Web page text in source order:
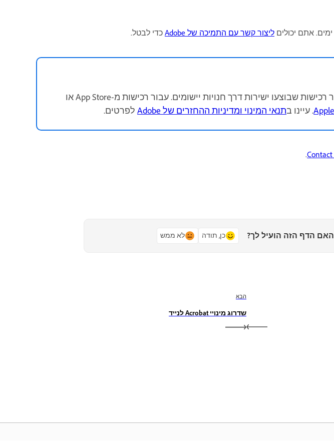
ליצור קשר עם התמיכה של Adobe כדי לבטל.
Adobe לא מנפיקה החזרים עבור רכישות שבוצעו ישירות דרך חנויות יישומים. עבור רכישות מ-App Store או
. עיינו בתנאי המינוי ומדיניות ההחזרים של Adobe לפרטים.
.
האם הדף הזה הועיל לך? כן, תודה לא ממש
הבא
שדרוג מינויי Acrobat לנייד